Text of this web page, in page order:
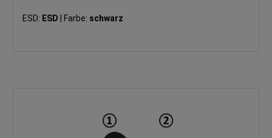
ESD: ESD Farbe: schwarz